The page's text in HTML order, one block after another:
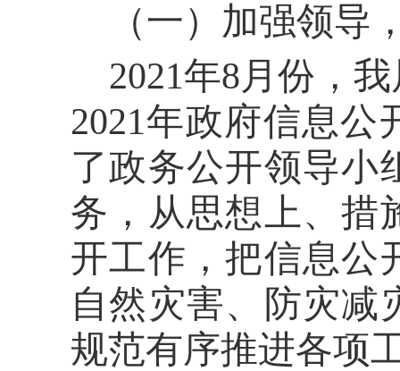
（一）加强领导
2021年8月份，
2021年政府信息公
了政务公开领导小
务，从思想上、措
开工作，把信息公
自然灾害、防灾减
规范有序推进各项